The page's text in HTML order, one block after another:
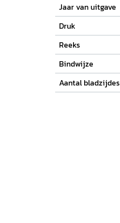
Jaar van uitgave
Druk
Reeks
Bindwijze
Aantal bladzijdes